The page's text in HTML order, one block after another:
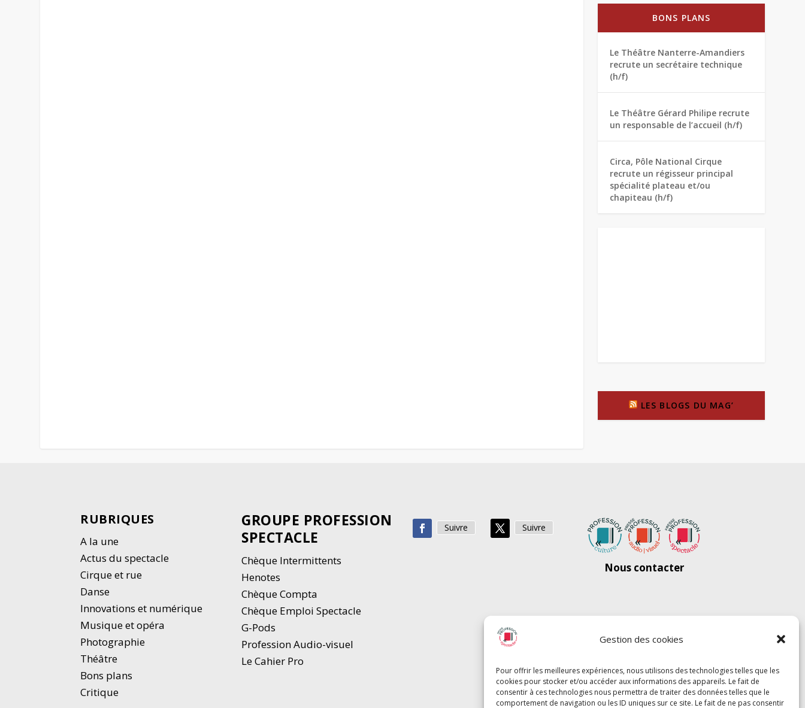
Gestion des cookies
Pour offrir les meilleures expériences, nous utilisons des technologies telles que les
cookies pour stocker et/ou accéder aux informations des appareils. Le fait de
consentir à ces technologies nous permettra de traiter des données telles que le
comportement de navigation ou les ID uniques sur ce site. Le fait de ne pas consentir
BONS PLANS
Le Théâtre Nanterre-Amandiers
recrute un secrétaire technique
(h/f)
Le Théâtre Gérard Philipe recrute
un responsable de l’accueil (h/f)
Circa, Pôle National Cirque
recrute un régisseur principal
spécialité plateau et/ou
chapiteau (h/f)
LES BLOGS DU MAG’
RUBRIQUES
A la une
Actus du spectacle
Cirque et rue
Danse
Innovations et numérique
Musique et opéra
Photographie
Théâtre
Bons plans
Critique
GROUPE PROFESSION
SPECTACLE
Chèque Intermittents
Henotes
Chèque Compta
Chèque Emploi Spectacle
G-Pods
Profession Audio-visuel
Le Cahier Pro
Suivre Suivre
Nous contacter